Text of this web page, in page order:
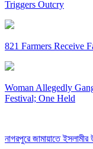
Triggers Outcry
821 Farmers Receive
Woman Allegedly
Festival; One Held
নাগরপুরে জামায়াতে